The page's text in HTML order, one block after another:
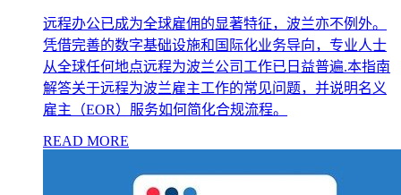
远程办公已成为全球雇佣的显著特征，波兰亦不例外。
凭借完善的数字基础设施和国际化业务导向，专业人士
从全球任何地点远程为波兰公司工作已日益普遍.本指南
解答关于远程为波兰雇主工作的常见问题，并说明名义
雇主（EOR）服务如何简化合规流程。
READ MORE